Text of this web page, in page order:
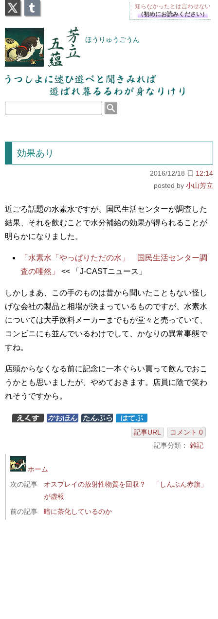
芳立五蘊 ほうりゅうごうん
うつしよに迷ひ遊べと聞きみれば遊ばれ暮るるわが
身なりけり
効果あり
2016/12/18 日 12:14
小山芳立
近ごろ話題の水素水ですが、国民生活センターが調査した
結果、それを飲むことで水分補給の効果が得られることが
明らかになりました。
「水素水「やっぱりただの水」 国民生活センター調
査の唖然」
<< 「J-CASTニュース」
しかしまあ、この手のものは昔から聞いたこともない怪し
げな会社の製品と相場が決まっているものですが、水素水
については大手飲料メーカーまでもが堂々と売っていて、
コンビニにも並んでいるわけでして、かなりの異常事態で
すね。
店頭からなくなる前に記念に一本ぐらい買って飲んでおこ
うかとも思いましたが、やめておきます。店員に陰で笑わ
れそうですから。
記事URL
コメント 0
記事分類： 雑記
ホーム
次の記事
オスプレイの放射性物質を回収？ 「しんぶん赤旗」
が虚報
前の記事
暗に茶化しているのか
知らなかったとは言わせない
（初めにお読みください）
X Tumblr